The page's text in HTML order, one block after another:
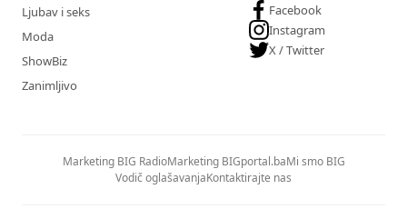
Ljubav i seks
Moda
ShowBiz
Zanimljivo
Facebook
Instagram
X / Twitter
Marketing BIG RadioMarketing BIGportal.baMi smo BIG
Vodič oglašavanjaKontaktirajte nas